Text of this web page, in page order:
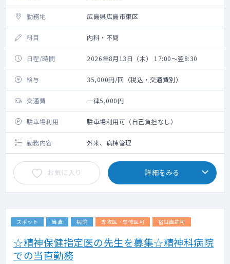
勤務地 広島県広島市東区
科目 内科・不問
日程/時間 2026年8月13日（木） 17:00～翌8:30
給与 35,000円/回（税込・交通費別）
交通費 一律5,000円
駐車場利用 駐車場利用可（自己負担なし）
勤務内容 外来、病棟管理
お気に入り 詳細をみる
スポット 当直 病院 専攻医・専修医可 宿日直許可
☆精神保健指定医の先生を募集☆精神科病院
での当直勤務